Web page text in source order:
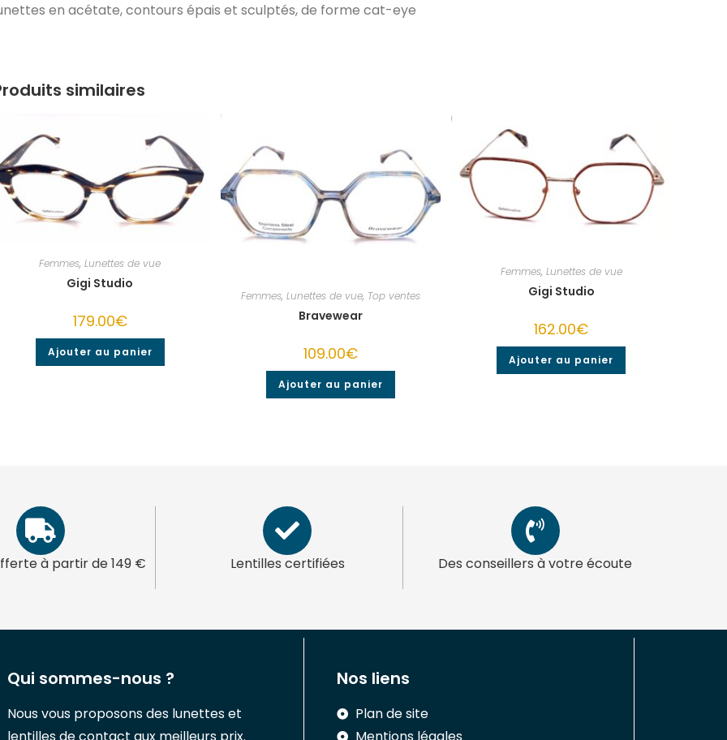
en acétate, contours épais et sculptés, de forme cat-eye
similaires
Femmes,Lunettes de vue
Gigi Studio
179.00€
Ajouter au panier
Femmes, Lunettes de vue, Top ventes
Bravewear
109.00€
Ajouter au panier
Femmes, Lunettes de vue
Gigi Studio
162.00€
Ajouter au panier
à partir de 149 € Lentilles certifiées Des conseillers à votre écoute
Qui sommes-nous ?
Nous vous proposons des lunettes et
Nos liens
Plan de site